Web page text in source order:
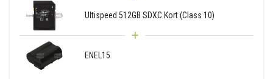
Ultispeed 512GB SDXC Kort (Class 10)
ENEL15